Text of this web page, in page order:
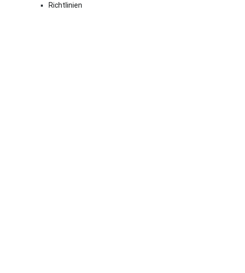
Richtlinien